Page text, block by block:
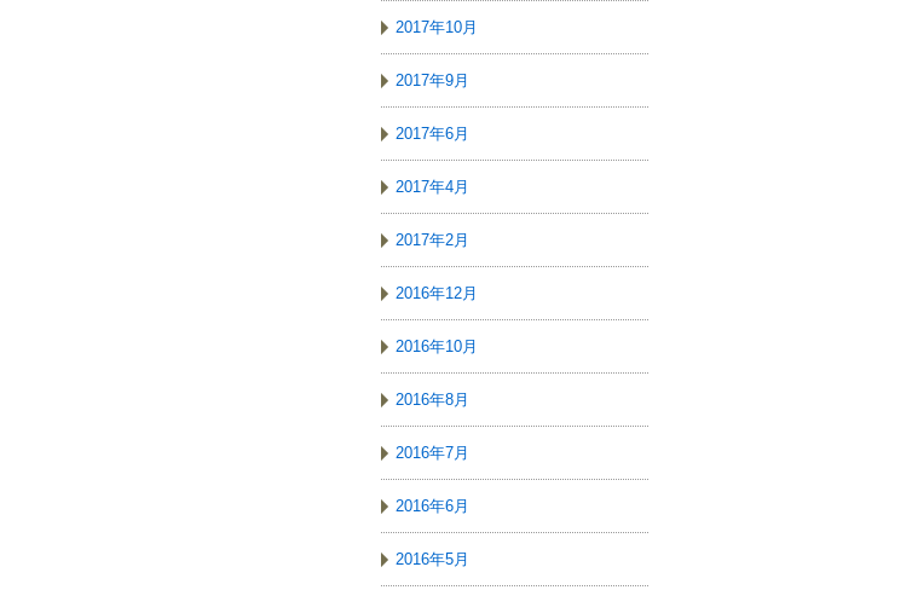
2017年10月
2017年9月
2017年6月
2017年4月
2017年2月
2016年12月
2016年10月
2016年8月
2016年7月
2016年6月
2016年5月